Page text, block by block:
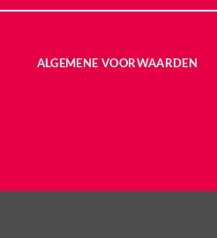
ALGEMENE VOORWAARDEN